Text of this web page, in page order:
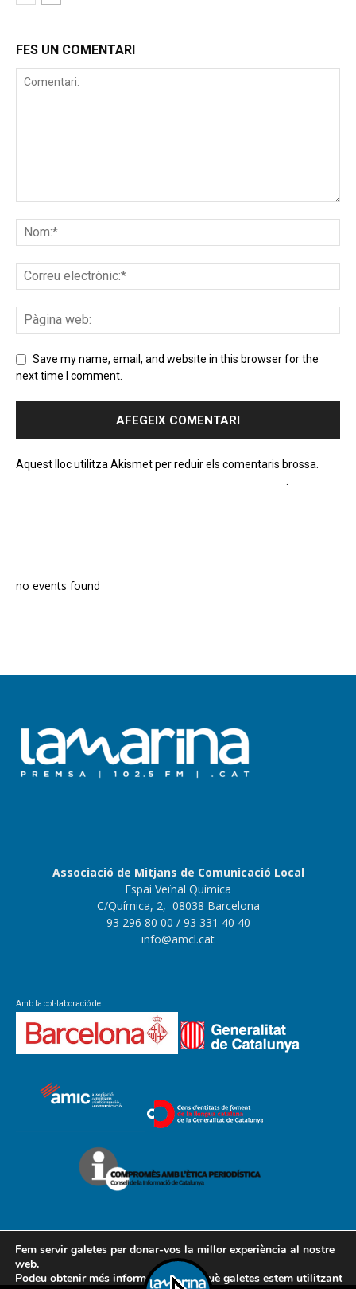
FES UN COMENTARI
Save my name, email, and website in this browser for the
next time I comment.
Aquest lloc utilitza Akismet per reduir els comentaris brossa.
.
no events found
Associació de Mitjans de Comunicació Local
Espai Veïnal Química
C/Química, 2, 08038 Barcelona
93 296 80 00 / 93 331 40 40
info@amcl.cat
Amb la col·laboració de:
Contacte Avís legal Política de cookies Política de privacitat
Fem servir galetes per donar-vos la millor experiència al nostre
web.
Podeu obtenir més informació sobre què galetes estem utilitzant